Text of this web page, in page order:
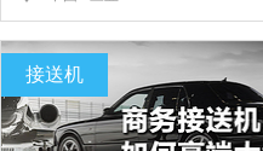
接送机